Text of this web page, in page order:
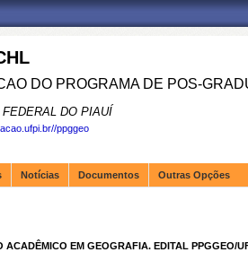
DO PROGRAMA DE POS-
DO PIAUÍ
ppggeo
Notícias Documentos Outras Opções
EM GEOGRAFIA. EDITAL PPGGEO/